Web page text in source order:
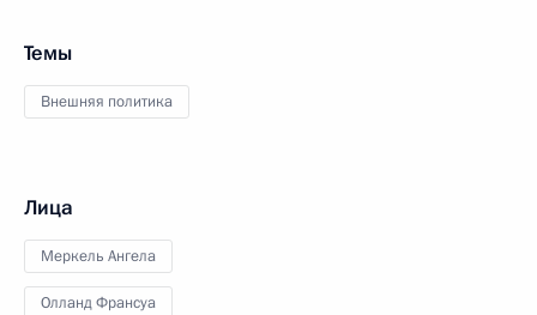
Темы
Внешняя политика
Лица
Меркель Ангела
Олланд Франсуа